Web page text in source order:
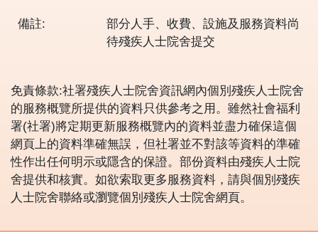
備註:
部分人手、收費、設施及服務資料尚
待殘疾人士院舍提交
免責條款:社署殘疾人士院舍資訊網內個別殘疾人士院舍
的服務概覽所提供的資料只供參考之用。雖然社會福利
署(社署)將定期更新服務概覽內的資料並盡力確保這個
網頁上的資料準確無誤，但社署並不對該等資料的準確
性作出任何明示或隱含的保證。部份資料由殘疾人士院
舍提供和核實。如欲索取更多服務資料，請與個別殘疾
人士院舍聯絡或瀏覽個別殘疾人士院舍網頁。